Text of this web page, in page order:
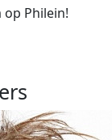
op Philein!